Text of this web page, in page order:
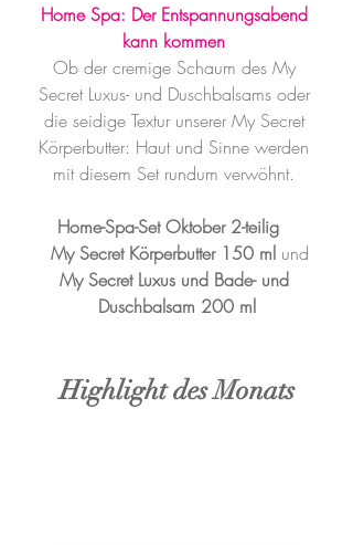
Home Spa: Der Entspannungsabend
kann kommen
Ob der cremige Schaum des My
Secret Luxus- und Duschbalsams oder
die seidige Textur unserer My Secret
Körperbutter: Haut und Sinne werden
mit diesem Set rundum verwöhnt.
Home-Spa-Set Oktober 2-teilig
My Secret Körperbutter 150 ml und
My Secret Luxus und Bade- und
Duschbalsam 200 ml
Highlight des Monats